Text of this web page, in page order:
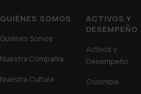
QUIÉNES SOMOS
Quiénes Somos
Nuestra Compañía
Nuestra Cultura
ACTIVOS Y
DESEMPEÑO
Activos y
Desempeño
Colombia